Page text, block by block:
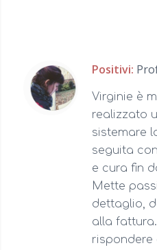
Positivi:
Virginie è
realizzato
sistemare
seguita
e cura fin
Mette
dettaglio,
alla
rispondere